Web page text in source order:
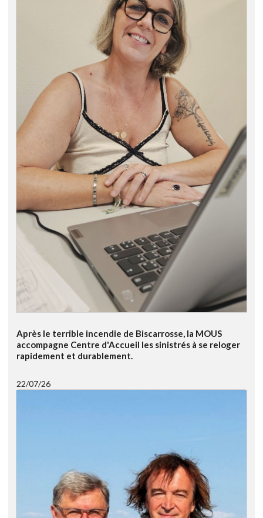
Après le terrible incendie de Biscarrosse, la MOUS
accompagne Centre d'Accueil les sinistrés à se reloger
rapidement et durablement.
22/07/26